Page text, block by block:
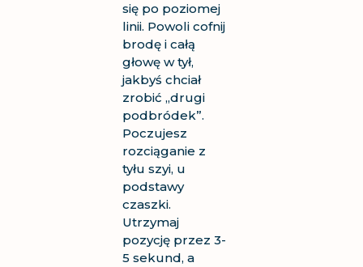
się po poziomej
linii. Powoli cofnij
brodę i całą
głowę w tył,
jakbyś chciał
zrobić „drugi
podbródek”.
Poczujesz
rozciąganie z
tyłu szyi, u
podstawy
czaszki.
Utrzymaj
pozycję przez 3-
5 sekund, a